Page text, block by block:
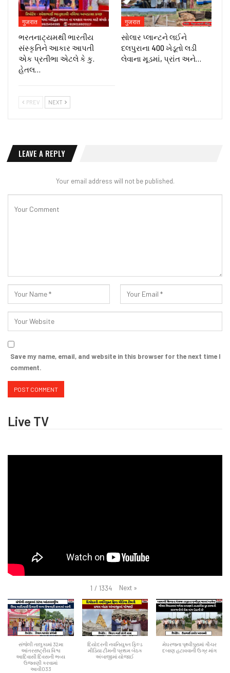
गुजरात
ભરતનાટ્યમથી ભારતીય
સંસ્કૃતિને આકાર આપતી
એક પ્રતીભા એટલે કે‌ કુ.
હેતલ…
गुजरात
સોલાર પ્લાન્ટને લઈને
દલપુરાના 400 ખેડૂતો લડી
લેવાના મૂડમાં, પ્રાંત અને…
PREV NEXT
LEAVE A REPLY
Your email address will not be published.
Save my name, email, and website in this browser for the next time I
comment.
Live TV
1 / 1334 Next »
સંજેલી તાલુકામાં 32મા
આંતરરાષ્ટ્રીય વિશ્વ
આદિવાસી દિવસની ભવ્ય
ઉજવણી કરવામાં
આવી033
દિયોદરની નવનિયુક્ત ફિલ્ડ
મીડિયા ટીમની પ્રથમ બેઠક
અંબાજીમાં યોજાઈ
મેઘરજના પૃથ્વીપુરામાં ગૌચર
દબાણ હટાવવાની ઉગ્ર માંગ